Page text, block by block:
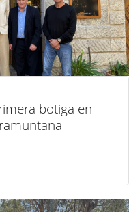
botiga en